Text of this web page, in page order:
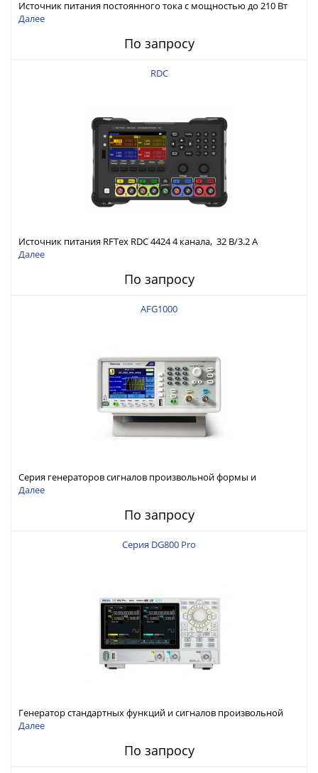
Источник питания постоянного тока с мощностью до 210 Вт
Далее
По запросу
RDC
Источник питания RFTex RDC 4424 4 канала, 32 В/3.2 А
Далее
По запросу
AFG1000
Серия генераторов сигналов произвольной формы и
стандартных функций Tektronix AFG1000
Далее
По запросу
Серия DG800 Pro
Генератор стандартных функций и сигналов произвольной
формы Rigol серии DG800 Pro, до 50 МГц
Далее
По запросу